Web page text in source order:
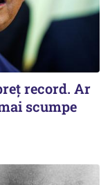
record. Ar
scumpe